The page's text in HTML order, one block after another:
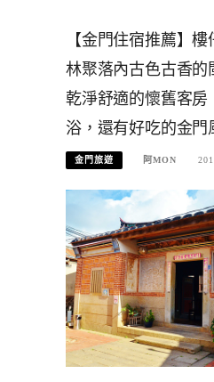
【金門住宿推薦】
林聚落內古色古香的
乾淨舒適的懷舊客房
浴，還有好吃的金門
金門旅遊 阿MON